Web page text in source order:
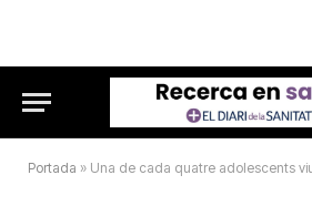
Portada » Una de cada quatre adolescents viu un baix estat d’ànim,